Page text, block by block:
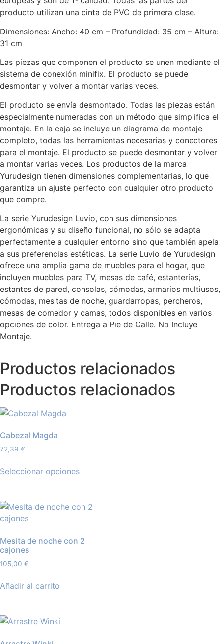
producto utilizan una cinta de PVC de primera clase.
Dimensiones: Ancho: 40 cm – Profundidad: 35 cm – Altura:
31 cm
Las piezas que componen el producto se unen mediante el
sistema de conexión minifix. El producto se puede
desmontar y volver a montar varias veces.
El producto se envía desmontado. Todas las piezas están
especialmente numeradas con un método que simplifica el
montaje. En la caja se incluye un diagrama de montaje
completo, todas las herramientas necesarias y conectores
para el montaje. El producto se puede desmontar y volver
a montar varias veces. Los productos de la marca
Yurudesign tienen dimensiones complementarias, lo que
garantiza un ajuste perfecto con cualquier otro producto
que compre.
La serie Yurudesign Luvio, con sus dimensiones
ergonómicas y su diseño funcional, no sólo se adapta
perfectamente a cualquier entorno sino que también apela
a sus preferencias estéticas. La serie Luvio de Yurudesign
ofrece una amplia gama de muebles para el hogar, que
incluyen muebles para TV, mesas de café, estanterías,
estantes de pared, consolas, cómodas, armarios multiusos,
cómodas, mesitas de noche, guardarropas, percheros,
mesas de comedor y camas, todos disponibles en varios
opciones de color. Entrega a Pie de Calle. No Incluye
Montaje.
Productos relacionados
Productos relacionados
Cabezal Magda
72,39 €
Seleccionar opciones
Mesita de noche con 2
cajones
105,00 €
Añadir al carrito